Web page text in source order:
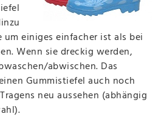
um einiges einfacher ist als bei
Wenn sie dreckig werden,
abwischen. Das
Gummistiefel auch noch
neu aussehen (abhängig